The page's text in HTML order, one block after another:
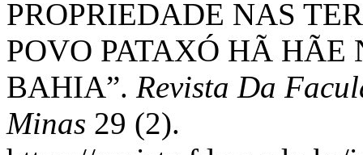
PROPRIEDADE NAS
POVO PATAXÓ HÃ
BAHIA”. Revista Da
Minas 29 (2).